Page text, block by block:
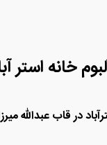
استر آباد
عبدالله میرزا قاجار